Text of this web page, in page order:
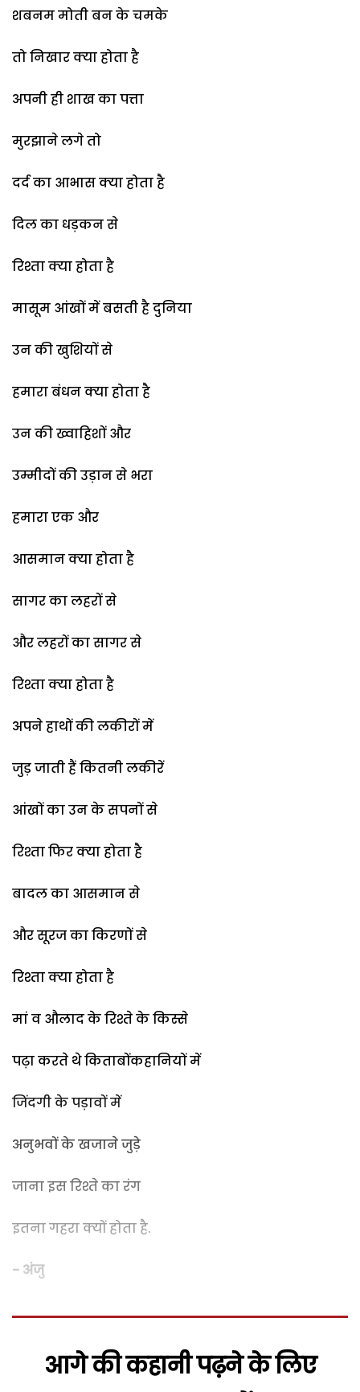
शबनम मोती बन के चमके
तो निखार क्या होता है
अपनी ही शाख का पत्ता
मुरझाने लगे तो
दर्द का आभास क्या होता है
दिल का धड़कन से
रिश्ता क्या होता है
मासूम आंखों में बसती है दुनिया
उन की खुशियों से
हमारा बंधन क्या होता है
उन की ख्वाहिशों और
उम्मीदों की उड़ान से भरा
हमारा एक और
आसमान क्या होता है
सागर का लहरों से
और लहरों का सागर से
रिश्ता क्या होता है
अपने हाथों की लकीरों में
जुड़ जाती हैं कितनी लकीरें
आंखों का उन के सपनों से
रिश्ता फिर क्या होता है
बादल का आसमान से
और सूरज का किरणों से
रिश्ता क्या होता है
मां व औलाद के रिश्ते के किस्से
पढ़ा करते थे किताबोंकहानियों में
जिंदगी के पड़ावों में
अनुभवों के खजाने जुड़े
जाना इस रिश्ते का रंग
इतना गहरा क्यों होता है.
- अंजु
आगे की कहानी पढ़ने के लिए